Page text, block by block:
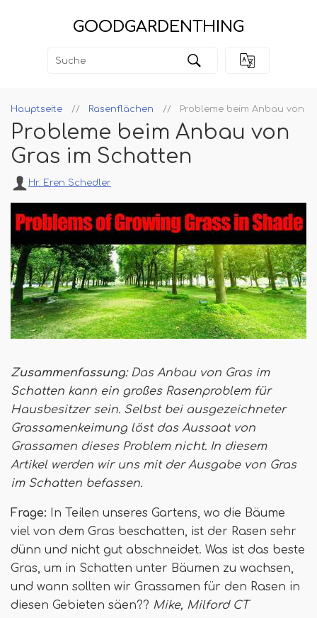
GOODGARDENTHING
Hauptseite Rasenflächen Probleme beim Anbau von
Probleme beim Anbau von
Gras im Schatten
Hr. Eren Schedler
Zusammenfassung: Das Anbau von Gras im
Schatten kann ein großes Rasenproblem für
Hausbesitzer sein. Selbst bei ausgezeichneter
Grassamenkeimung löst das Aussaat von
Grassamen dieses Problem nicht. In diesem
Artikel werden wir uns mit der Ausgabe von Gras
im Schatten befassen.
Frage: In Teilen unseres Gartens, wo die Bäume
viel von dem Gras beschatten, ist der Rasen sehr
dünn und nicht gut abschneidet. Was ist das beste
Gras, um in Schatten unter Bäumen zu wachsen,
und wann sollten wir Grassamen für den Rasen in
diesen Gebieten säen?? Mike, Milford CT